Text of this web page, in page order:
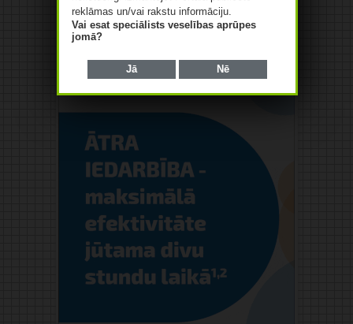
reklāmas un/vai rakstu informāciju.
Vai esat speciālists veselības aprūpes
jomā?
Jā Nē